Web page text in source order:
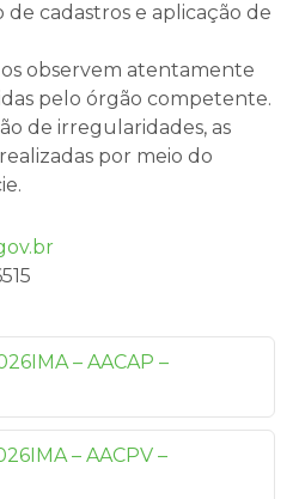
cadastros e aplicação de
observem atentamente
pelo órgão competente.
de irregularidades, as
por meio do
– AACAP –
– AACPV –